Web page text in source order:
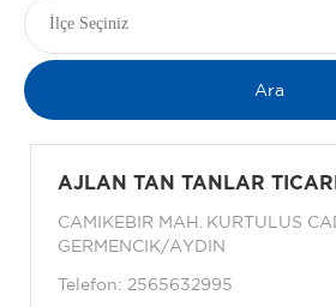
İlçe Seçiniz
AJLAN TAN TANLAR
CAMIKEBIR MAH. KURTULUS
GERMENCIK/AYDIN
Telefon: 2565632995